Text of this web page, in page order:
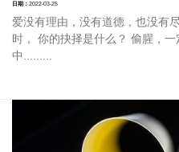
日期： 2022-03-25
爱没有理由，没有道德，也没有
时， 你的抉择是什么？ 偷腥，
中.........